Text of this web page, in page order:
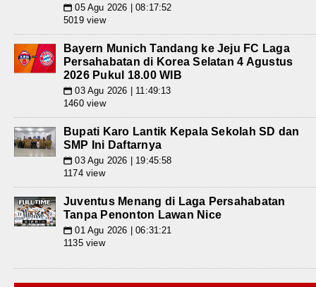
📅 05 Agu 2026 | 08:17:52
5019 view
Bayern Munich Tandang ke Jeju FC Laga
Persahabatan di Korea Selatan 4 Agustus
2026 Pukul 18.00 WIB
📅 03 Agu 2026 | 11:49:13
1460 view
Bupati Karo Lantik Kepala Sekolah SD dan
SMP Ini Daftarnya
📅 03 Agu 2026 | 19:45:58
1174 view
Juventus Menang di Laga Persahabatan
Tanpa Penonton Lawan Nice
📅 01 Agu 2026 | 06:31:21
1135 view